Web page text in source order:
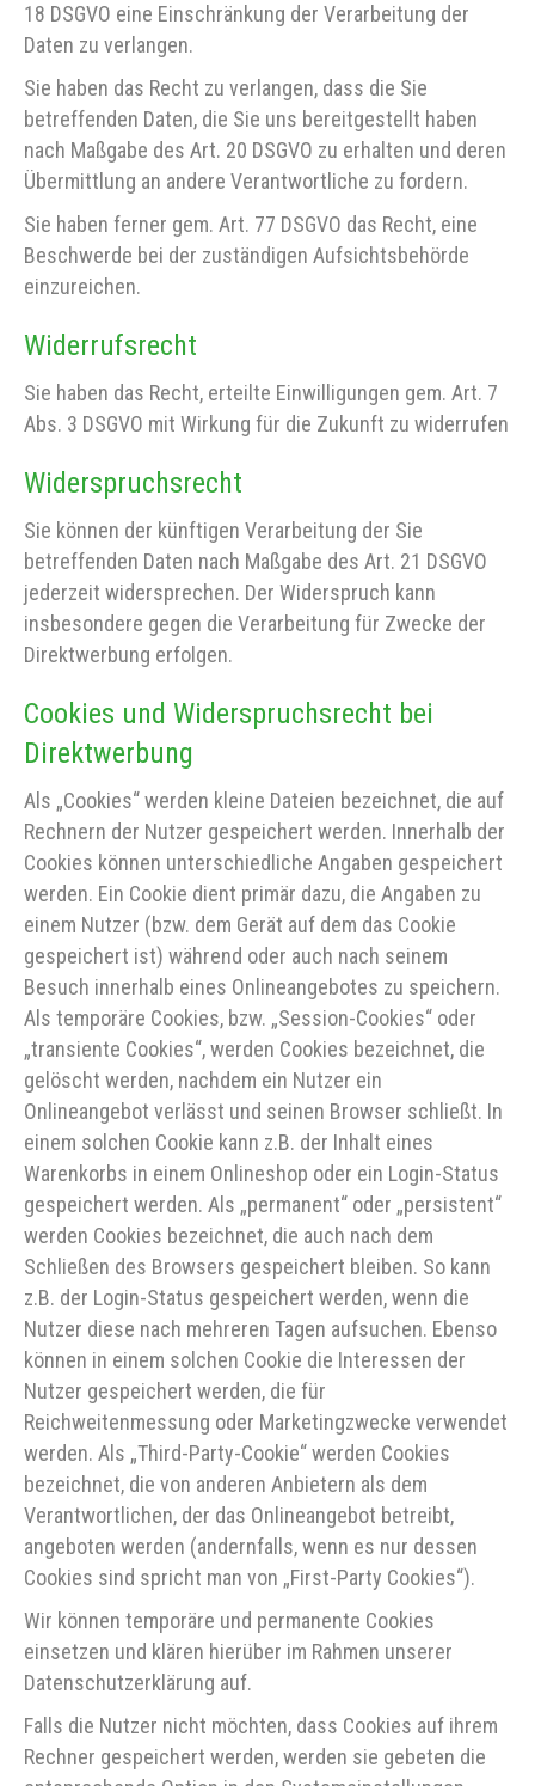
18 DSGVO eine Einschränkung der Verarbeitung der
Daten zu verlangen.
Sie haben das Recht zu verlangen, dass die Sie
betreffenden Daten, die Sie uns bereitgestellt haben
nach Maßgabe des Art. 20 DSGVO zu erhalten und deren
Übermittlung an andere Verantwortliche zu fordern.
Sie haben ferner gem. Art. 77 DSGVO das Recht, eine
Beschwerde bei der zuständigen Aufsichtsbehörde
einzureichen.
Widerrufsrecht
Sie haben das Recht, erteilte Einwilligungen gem. Art. 7
Abs. 3 DSGVO mit Wirkung für die Zukunft zu widerrufen
Widerspruchsrecht
Sie können der künftigen Verarbeitung der Sie
betreffenden Daten nach Maßgabe des Art. 21 DSGVO
jederzeit widersprechen. Der Widerspruch kann
insbesondere gegen die Verarbeitung für Zwecke der
Direktwerbung erfolgen.
Cookies und Widerspruchsrecht bei
Direktwerbung
Als „Cookies“ werden kleine Dateien bezeichnet, die auf
Rechnern der Nutzer gespeichert werden. Innerhalb der
Cookies können unterschiedliche Angaben gespeichert
werden. Ein Cookie dient primär dazu, die Angaben zu
einem Nutzer (bzw. dem Gerät auf dem das Cookie
gespeichert ist) während oder auch nach seinem
Besuch innerhalb eines Onlineangebotes zu speichern.
Als temporäre Cookies, bzw. „Session-Cookies“ oder
„transiente Cookies“, werden Cookies bezeichnet, die
gelöscht werden, nachdem ein Nutzer ein
Onlineangebot verlässt und seinen Browser schließt. In
einem solchen Cookie kann z.B. der Inhalt eines
Warenkorbs in einem Onlineshop oder ein Login-Status
gespeichert werden. Als „permanent“ oder „persistent“
werden Cookies bezeichnet, die auch nach dem
Schließen des Browsers gespeichert bleiben. So kann
z.B. der Login-Status gespeichert werden, wenn die
Nutzer diese nach mehreren Tagen aufsuchen. Ebenso
können in einem solchen Cookie die Interessen der
Nutzer gespeichert werden, die für
Reichweitenmessung oder Marketingzwecke verwendet
werden. Als „Third-Party-Cookie“ werden Cookies
bezeichnet, die von anderen Anbietern als dem
Verantwortlichen, der das Onlineangebot betreibt,
angeboten werden (andernfalls, wenn es nur dessen
Cookies sind spricht man von „First-Party Cookies“).
Wir können temporäre und permanente Cookies
einsetzen und klären hierüber im Rahmen unserer
Datenschutzerklärung auf.
Falls die Nutzer nicht möchten, dass Cookies auf ihrem
Rechner gespeichert werden, werden sie gebeten die